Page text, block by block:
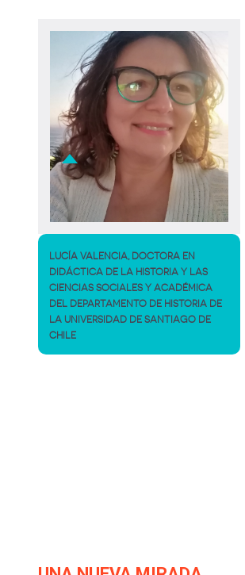
LUCÍA VALENCIA, DOCTORA EN
DIDÁCTICA DE LA HISTORIA Y LAS
CIENCIAS SOCIALES Y ACADÉMICA
DEL DEPARTAMENTO DE HISTORIA DE
LA UNIVERSIDAD DE SANTIAGO DE
CHILE